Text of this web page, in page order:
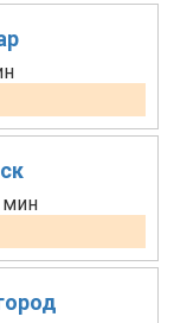
мин